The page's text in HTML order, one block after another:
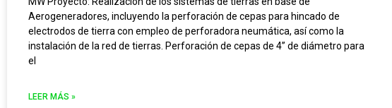
Aerogeneradores, incluyendo la perforación de cepas para hincado de
electrodos de tierra con empleo de perforadora neumática, así como la
instalación de la red de tierras. Perforación de cepas de 4” de diámetro para
el
LEER MÁS »